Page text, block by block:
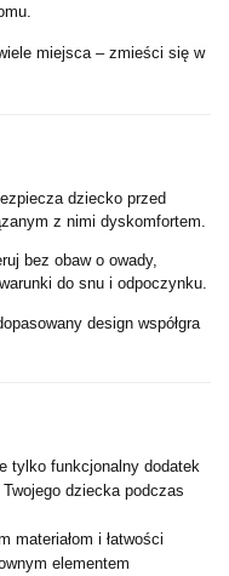
miejsca – zmieści się w
dziecko przed
z nimi dyskomfortem.
bez obaw o owady,
do snu i odpoczynku.
design współgra
tylko funkcjonalny dodatek
dziecka podczas
materiałom i łatwości
elementem